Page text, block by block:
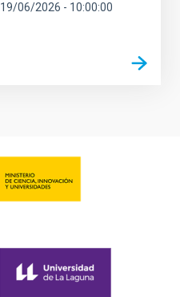
19/06/2026 - 10:00:00